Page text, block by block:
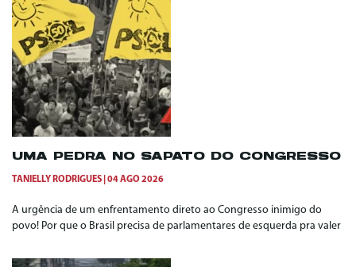
UMA PEDRA NO SAPATO DO CONGRESSO
TANIELLY RODRIGUES 04 AGO 2026
A urgência de um enfrentamento direto ao Congresso inimigo do
povo! Por que o Brasil precisa de parlamentares de esquerda pra valer